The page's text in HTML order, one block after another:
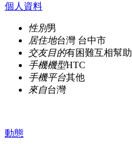
個人資料
性別男
居住地台灣 台中市
交友目的有困難互相幫助
手機機型HTC
手機平台其他
來自台灣
動態